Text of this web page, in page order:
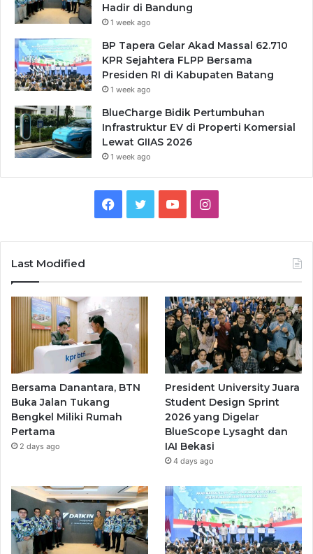
Hadir di Bandung
1 week ago
BP Tapera Gelar Akad Massal 62.710
KPR Sejahtera FLPP Bersama
Presiden RI di Kabupaten Batang
1 week ago
BlueCharge Bidik Pertumbuhan
Infrastruktur EV di Properti Komersial
Lewat GIIAS 2026
1 week ago
Facebook
TwitterYouTubeInstagram
Last Modified
Bersama Danantara, BTN
Buka Jalan Tukang
Bengkel Miliki Rumah
Pertama
2 days ago
President University Juara
Student Design Sprint
2026 yang Digelar
BlueScope Lysaght dan
IAI Bekasi
4 days ago